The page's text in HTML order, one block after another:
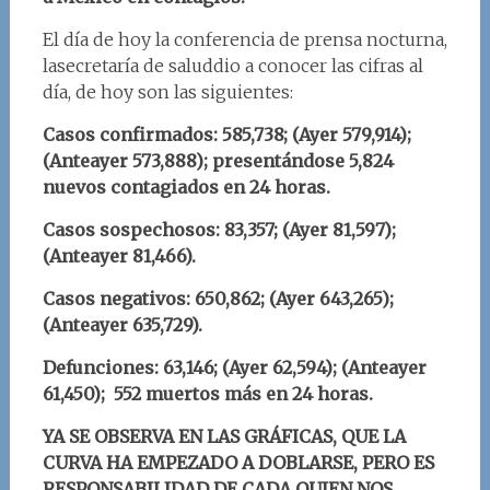
El día de hoy la conferencia de prensa nocturna,
lasecretaría de saluddio a conocer las cifras al
día, de hoy son las siguientes:
Casos confirmados: 585,738; (Ayer 579,914);
(Anteayer 573,888); presentándose 5,824
nuevos contagiados en 24 horas.
Casos sospechosos: 83,357; (Ayer 81,597);
(Anteayer 81,466).
Casos negativos: 650,862; (Ayer 643,265);
(Anteayer 635,729).
Defunciones: 63,146; (Ayer 62,594); (Anteayer
61,450); 552 muertos más en 24 horas.
YA SE OBSERVA EN LAS GRÁFICAS, QUE LA
CURVA HA EMPEZADO A DOBLARSE, PERO ES